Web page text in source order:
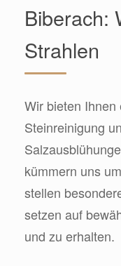
Biberach:
Strahlen
Wir bieten
Steinreinigung
kümmern uns
stellen
setzen auf
und zu erhalten.